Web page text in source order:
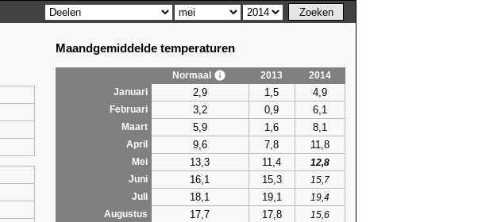
Maandgemiddelde temperaturen
Normaal 2013
2014
Januari
2,9 1,5 4,9
Februari 3,2 0,9 6,1
Maart 5,9 1,6 8,1
April 9,6 7,8 11,8
Mei 13,3 11,4
12,8
Juni
16,1 15,3
15,7
Juli
18,1 19,1
19,4
Augustus
17,7 17,8
15,6